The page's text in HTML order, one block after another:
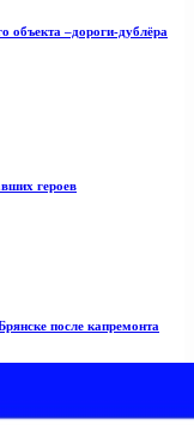
объекта –дороги-дублёра
героев
после капремонта